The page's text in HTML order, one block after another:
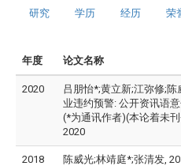
研究 学历 经历 荣
年度 论文名称
2020
吕朋怡*;黄立新;江弥修;陈
业违约预警: 公开资讯语
(*为通讯作者)(本论着未
2020
2018
陈威光;林靖庭*;张清发,